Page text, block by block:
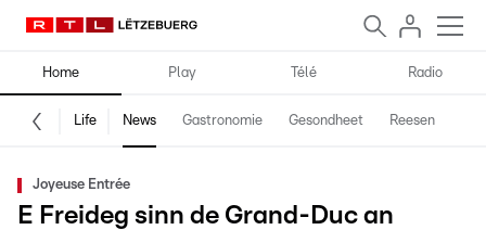
Home Play Télé Radio
Life News Gastronomie Gesondheet Reesen
Joyeuse Entrée
E Freideg sinn de Grand-Duc an